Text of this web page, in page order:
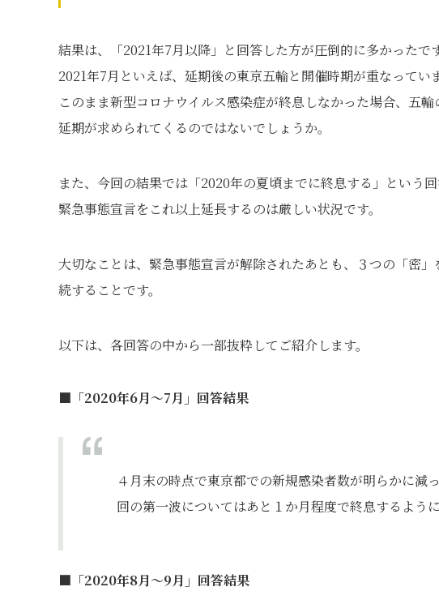
結果は、「2021年7月以降」と回答した方が圧倒的に多かったです
2021年7月といえば、延期後の東京五輪と開催時期が重なっていま
このまま新型コロナウイルス感染症が終息しなかった場合、五
延期が求められてくるのではないでしょうか。
また、今回の結果では「2020年の夏頃までに終息する」という
緊急事態宣言をこれ以上延長するのは厳しい状況です。
大切なことは、緊急事態宣言が解除されたあとも、３つの「密
続することです。
以下は、各回答の中から一部抜粋してご紹介します。
■「2020年6月～7月」回答結果
４月末の時点で東京都での新規感染者数が明らかに減
回の第一波についてはあと１か月程度で終息するよう
■「2020年8月～9月」回答結果